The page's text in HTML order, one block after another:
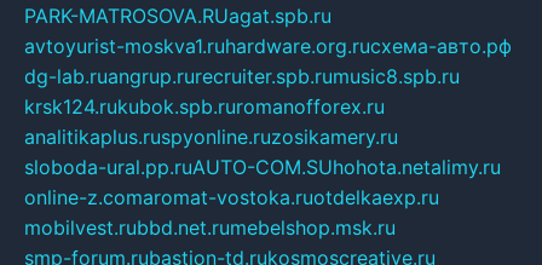
PARK-MATROSOVA.RUagat.spb.ru
avtoyurist-moskva1.ruhardware.org.ruсхема-авто.рф
dg-lab.ruangrup.rurecruiter.spb.rumusic8.spb.ru
krsk124.rukubok.spb.ruromanofforex.ru
analitikaplus.ruspyonline.ruzosikamery.ru
sloboda-ural.pp.ruAUTO-COM.SUhohota.netalimy.ru
online-z.comaromat-vostoka.ruotdelkaexp.ru
mobilvest.rubbd.net.rumebelshop.msk.ru
smp-forum.rubastion-td.rukosmoscreative.ru